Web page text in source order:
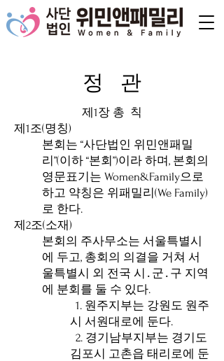
정 관
제1장 총 칙
제1조(명칭)
본회는 “사단법인 위민앤패밀
리”(이하 “본회”)이라 하며, 본회의
영문표기는 Women&Family으로
하고 약칭은 위패밀리(We Family)
로 한다.
제2조(소재)
본회의 주사무소는 서울특별시
에 두고, 총회의 의결을 거쳐 서
울특별시 외 전국 시․군․구 지역
에 분회를 둘 수 있다.
1. 원주지부는 강원도 원주
시 서원대로에 둔다.
2. 경기남부지부는 경기도
김포시 고촌읍 태리로에 둔